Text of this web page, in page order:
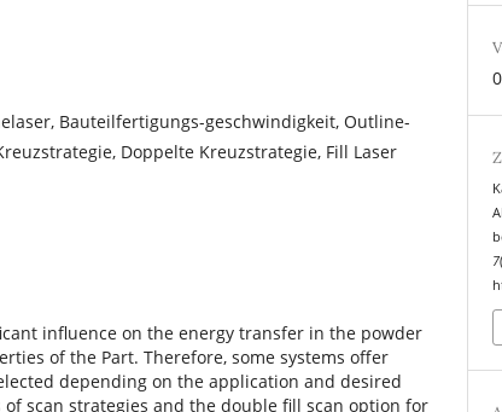
Bauteilfertigungs-geschwindigkeit, Outline-
Doppelte Kreuzstrategie, Fill Laser
influence on the energy transfer in the powder
of the Part. Therefore, some systems offer
depending on the application and desired
scan strategies and the double fill scan option for
7